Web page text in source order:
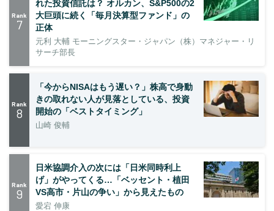
Rank
7
れた投資信託は？ オルカン、S&P500の2
大巨頭に続く「毎月決算型ファンド」の
正体
元利 大輔 モーニングスター・ジャパン（株）マネジャー・リ
サーチ部長
Rank
8
「今からNISAはもう遅い？」株高で身動
きの取れない人が見落としている、投資
開始の「ベストタイミング」
山崎 俊輔
Rank
9
日米協調介入の次には「日米同時利上
げ」がやってくる…「ベッセント・植田
VS高市・片山の争い」から見えたもの
愛宕 伸康